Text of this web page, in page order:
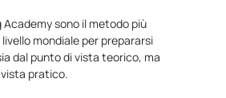
sono il metodo più
mondiale per prepararsi
dal punto di vista teorico, ma
pratico.